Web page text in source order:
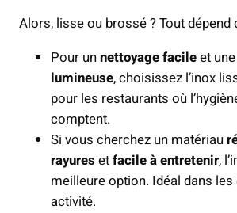
Alors, lisse ou brossé ? Tout dépend
Pour unnettoyage facileet une
lumineuse, choisissez l’inox
pour les restaurants où
comptent.
Si vous cherchez un matériau
rayures etfacile à entretenir,
meilleure option. Idéal dans
activité.